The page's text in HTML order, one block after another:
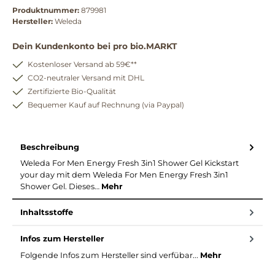
Produktnummer: 879981
Hersteller: Weleda
Dein Kundenkonto bei pro bio.MARKT
Kostenloser Versand ab 59€**
CO2-neutraler Versand mit DHL
Zertifizierte Bio-Qualität
Bequemer Kauf auf Rechnung (via Paypal)
Beschreibung
Weleda For Men Energy Fresh 3in1 Shower Gel Kickstart
your day mit dem Weleda For Men Energy Fresh 3in1
Shower Gel. Dieses… Mehr
Inhaltsstoffe
Infos zum Hersteller
Folgende Infos zum Hersteller sind verfübar... Mehr